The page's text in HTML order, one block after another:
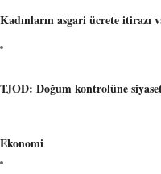
Kadınların asgari ücrete itirazı
TJOD: Doğum kontrolüne
Ekonomi